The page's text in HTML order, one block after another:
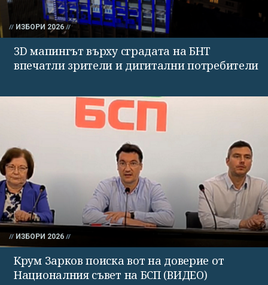
ИЗБОРИ 2026
3D мапингът върху сградата на БНТ
впечатли зрители и дигитални потребители
ИЗБОРИ 2026
Крум Зарков поиска вот на доверие от
Националния съвет на БСП (ВИДЕО)